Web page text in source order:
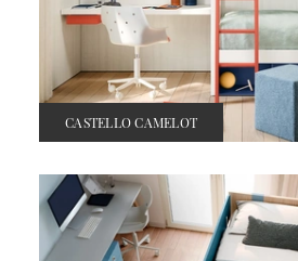
CASTELLO CAMELOT